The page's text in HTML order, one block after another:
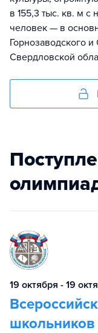
в 155,3 тыс. кв. м с
человек — в
Горнозаводского
Свердловской
19 октября - 19
школьников